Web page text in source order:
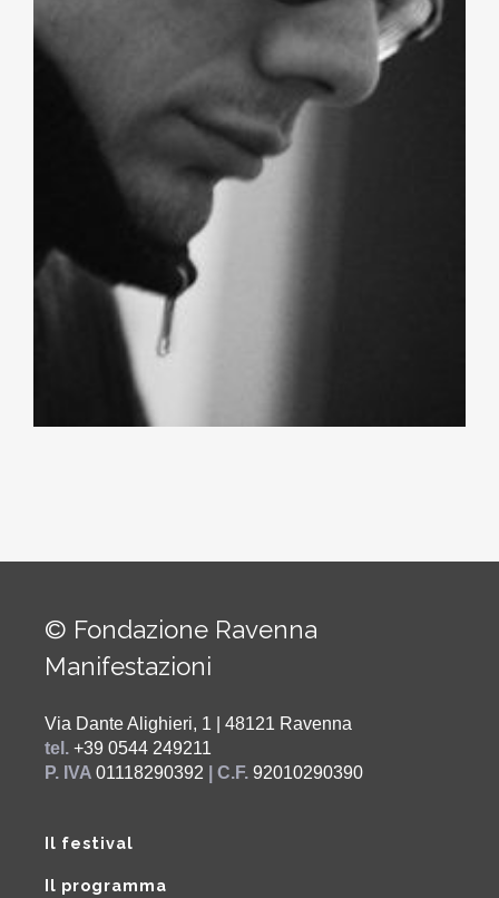
© Fondazione Ravenna
Manifestazioni
Via Dante Alighieri, 1 | 48121 Ravenna
tel. +39 0544 249211
P. IVA 01118290392 | C.F. 92010290390
Il festival
Il programma